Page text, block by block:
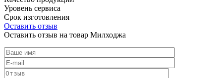
Уровень сервиса
Срок изготовления
Оставить отзыв
Оставить отзыв на товар Милходжа